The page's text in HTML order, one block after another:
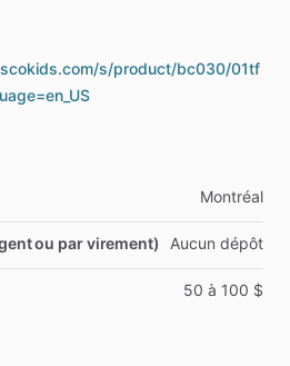
s/product/bc030/01tf
Montréal
ou par virement) Aucun dépôt
50 à 100 $